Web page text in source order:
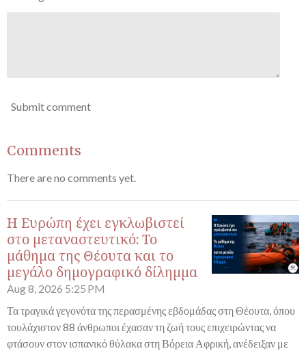
Submit comment
Comments
There are no comments yet.
Η Ευρώπη έχει εγκλωβιστεί
στο μεταναστευτικό: Το
μάθημα της Θέουτα και το
μεγάλο δημογραφικό δίλημμα
Aug 8, 2026 5:25 PM
Τα τραγικά γεγονότα της περασμένης εβδομάδας στη Θέουτα, όπου
τουλάχιστον 88 άνθρωποι έχασαν τη ζωή τους επιχειρώντας να
φτάσουν στον ισπανικό θύλακα στη Βόρεια Αφρική, ανέδειξαν με